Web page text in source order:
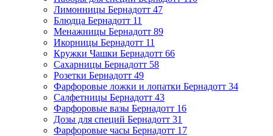
Лимонницы Бернадотт 47
Блюдца Бернадотт 11
Менажницы Бернадотт 89
Икорницы Бернадотт 11
Кружки Чашки Бернадотт 66
Сахарницы Бернадотт 58
Розетки Бернадотт 49
Фарфоровые ложки и лопатки Бернадотт 34
Салфетницы Бернадотт 43
Фарфоровые вазы Бернадотт 16
Дозы для специй Бернадотт 31
Фарфоровые часы Бернадотт 17